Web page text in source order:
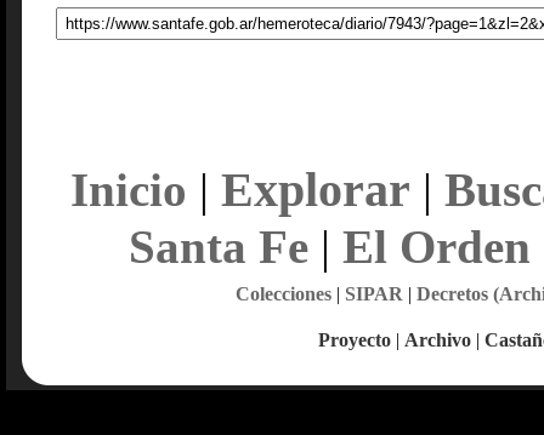
Inicio | Explorar |
Santa Fe| El Orden
Colecciones| SIPAR | Decretos
Proyecto | Archivo |